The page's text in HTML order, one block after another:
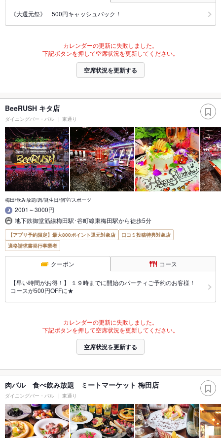
《大還元祭》 500円キャッシュバック！
カレンダーの更新に失敗しました。
下記ボタンを押して空席状況を更新してください。
空席状況を更新する
BeeRUSH キタ店
ダイニングバー・バル 東通り
梅田/飲み放題/肉/誕生日/個室/スポーツ
2001～3000円
地下鉄御堂筋線梅田駅･谷町線東梅田駅から徒歩5分
【アプリ予約限定】最大800ポイント還元対象店
口コミ投稿特典対象店
適格請求書発行事業者
クーポン コース
【早い時間がお得！】 １９時までに開始のパーティご予約のお客様！
コースが500円OFFに★
カレンダーの更新に失敗しました。
下記ボタンを押して空席状況を更新してください。
空席状況を更新する
肉バル 食べ飲み放題 ミートマーケット 梅田店
ダイニングバー・バル 東通り